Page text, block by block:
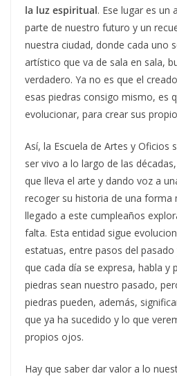
la luz espiritual. Ese lugar es un
parte de nuestro futuro y un
nuestra ciudad, donde cada uno
artístico que va de sala en sala,
verdadero. Ya no es que el
esas piedras consigo mismo, es
evolucionar, para crear sus
Así, la Escuela de Artes y Oficios
ser vivo a lo largo de las
que lleva el arte y dando voz a
recoger su historia de una forma
llegado a este cumpleaños
falta. Esta entidad sigue
estatuas, entre pasos del
que cada día se expresa, habla y
piedras sean nuestro pasado,
piedras pueden, además,
que ya ha sucedido y lo que
propios ojos.
Hay que saber dar valor a lo